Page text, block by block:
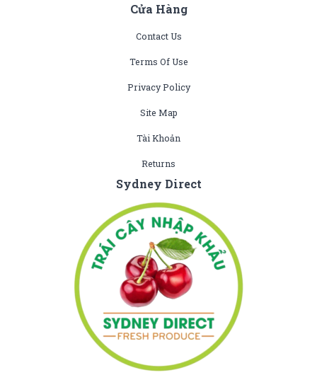
Cửa Hàng
Contact Us
Terms Of Use
Privacy Policy
Site Map
Tài Khoản
Returns
Sydney Direct